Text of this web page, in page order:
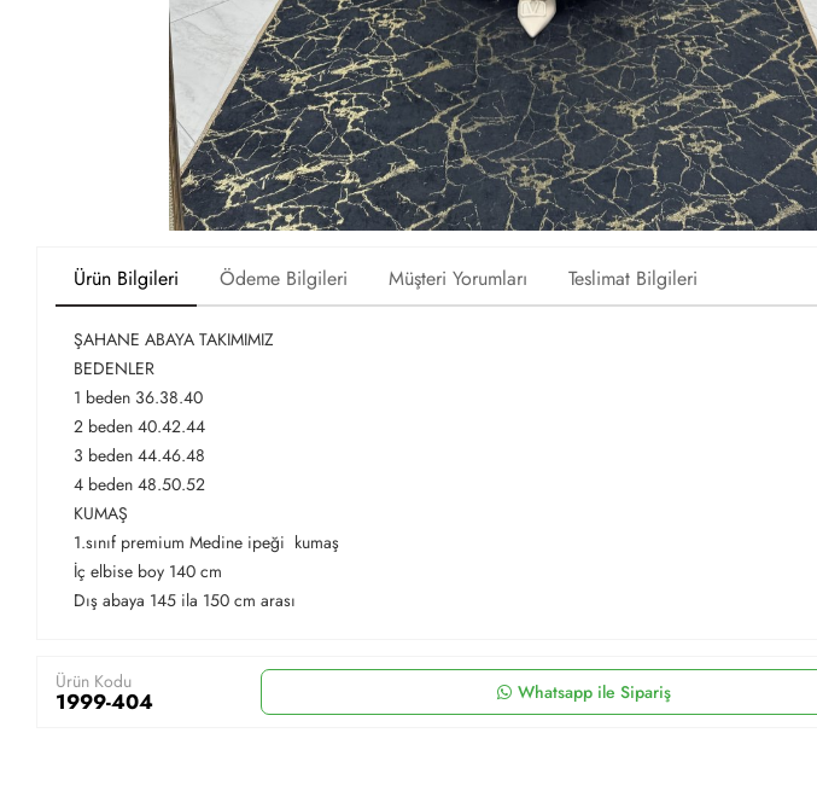
Ürün Bilgileri Ödeme Bilgileri Müşteri Yorumları Teslimat Bilgileri
ŞAHANE ABAYA TAKIMIMIZ
BEDENLER
1 beden 36.38.40
2 beden 40.42.44
3 beden 44.46.48
4 beden 48.50.52
KUMAŞ
1.sınıf premium Medine ipeği kumaş
İç elbise boy 140 cm
Dış abaya 145 ila 150 cm arası
Ürün Kodu
1999-404 Whatsapp ile Sipariş